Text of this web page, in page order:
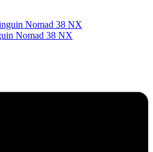
Nomad 38 NX